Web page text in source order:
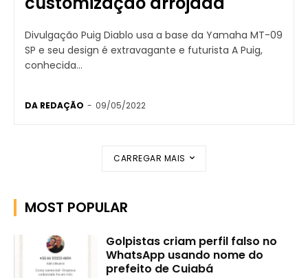
Divulgação Puig Diablo usa a base da Yamaha MT-09
SP e seu design é extravagante e futurista A Puig,
conhecida...
DA REDAÇÃO - 09/05/2022
CARREGAR MAIS
MOST POPULAR
Golpistas criam perfil falso no
WhatsApp usando nome do
prefeito de Cuiabá